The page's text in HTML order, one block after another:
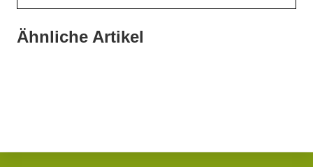
Ähnliche Artikel
21. Juli 2026
20. Juli 2026